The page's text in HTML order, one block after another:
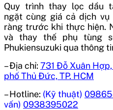
Quy trình thay lọc dầu
ngặt cùng giá cả dịch
ràng trước khi thực hiện.
và thay thế phụ tùng
Phukiensuzuki qua thông
– Địa chỉ: 731 Đỗ Xuân
phố Thủ Đức, TP. HCM
– Hotline: (Kỹ thuật)
vấn) 0938395022